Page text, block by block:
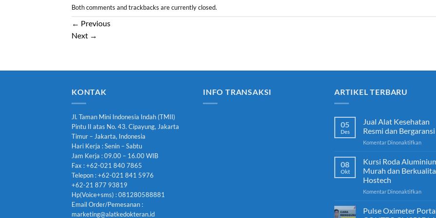
Both comments and trackbacks are currently closed.
← Previous
Next →
KONTAK
Jl. Taman Mini Indonesia Indah (TMII)
Pintu II atas No. 43. Cipayung, Jakarta
Timur – Jakarta, Indonesia
Hari Kerja : Senin – Sabtu
Jam Kerja : 09.00 – 16.00 WIB
Fax : +62-021 840 7865
Telepon : +62-021 841 5976
+62-21 877 93819
Hp(Voice+sms) : 081280588881
Email Order/Pemesanan :
marketing@alatkedokteran.id
INFO TRANSAKSI ARTIKEL TERBARU
05
Des
Jual Alat Kesehatan
Resmi dan Bergaransi
Komentar Dinonaktifkanpada
Alat
Resmi
08
Okt
Kursi Roda
Murah dan
Hostech
Komentar Dinonaktifkanpada
Roda
Pulse Oximeter